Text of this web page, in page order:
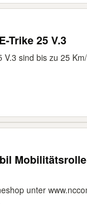
Trike 25 V.3
sind bis zu 25
unter